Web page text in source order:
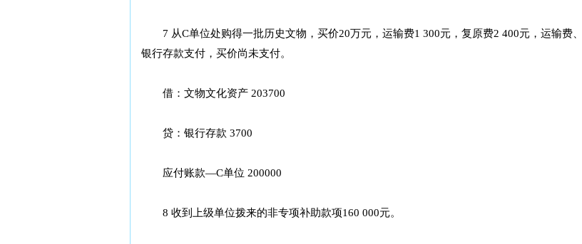
7 从C单位处购得一批历史文物，买价20万元，运输费1 300元，复原费2 400元，运输费
银行存款支付，买价尚未支付。
借：文物文化资产 203700
贷：银行存款 3700
应付账款—C单位 200000
8 收到上级单位拨来的非专项补助款项160 000元。